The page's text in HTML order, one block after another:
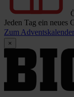
Jeden Tag ein neues
Zum Adventskalender
×